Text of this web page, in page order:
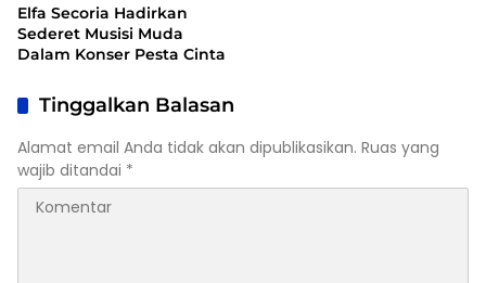
Elfa Secoria Hadirkan
Sederet Musisi Muda
Dalam Konser Pesta Cinta
Tinggalkan Balasan
Alamat email Anda tidak akan dipublikasikan. Ruas yang
wajib ditandai *